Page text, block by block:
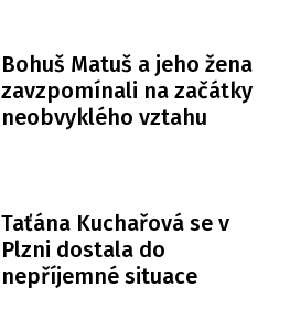
Bohuš Matuš a jeho žena
zavzpomínali na začátky
neobvyklého vztahu
Taťána Kuchařová se v
Plzni dostala do
nepříjemné situace